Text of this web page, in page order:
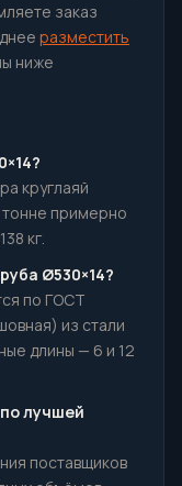
заказ
разместить
ниже
круглаяй
тонне примерно
кг.
Ø530×14?
по ГОСТ
из стали
длины — 6 и 12
лучшей
поставщиков